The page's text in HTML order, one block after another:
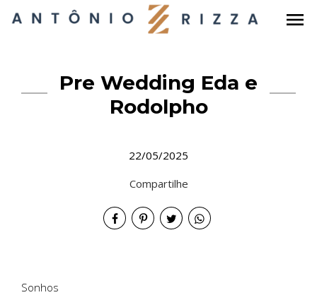
menu
Pre Wedding Eda e
Rodolpho
22/05/2025
Compartilhe
Sonhos